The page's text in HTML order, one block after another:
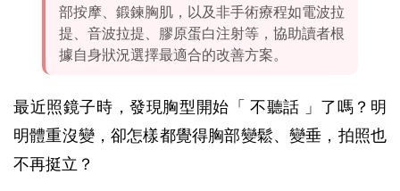
部按摩、鍛鍊胸肌，以及非手術療程如電波拉
提、音波拉提、膠原蛋白注射等，協助讀者根
據自身狀況選擇最適合的改善方案。
最近照鏡子時，發現胸型開始「 不聽話 」了嗎？明
明體重沒變，卻怎樣都覺得胸部變鬆、變垂，拍照也
不再挺立？